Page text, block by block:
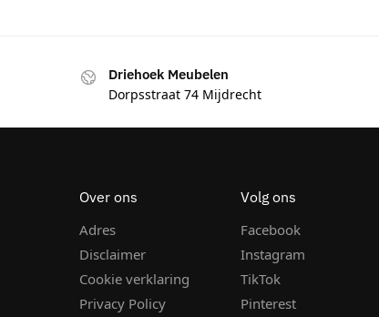
Driehoek Meubelen
Dorpsstraat 74 Mijdrecht
Over ons
Adres
Disclaimer
Cookie verklaring
Privacy Policy
Volg ons
Facebook
Instagram
TikTok
Pinterest